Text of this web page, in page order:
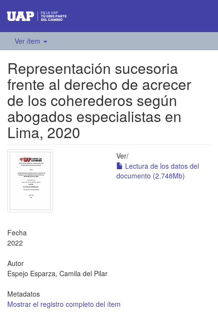
Ver ítem
Representación sucesoria
frente al derecho de acrecer
de los coherederos según
abogados especialistas en
Lima, 2020
Ver/
Lectura de los datos del
documento (2.748Mb)
Fecha
2022
Autor
Espejo Esparza, Camila del Pilar
Metadatos
Mostrar el registro completo del ítem